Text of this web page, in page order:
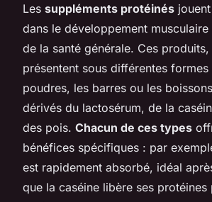
Les suppléments protéinés
dans le développement
de la santé générale. Ces
présentent sous différentes
poudres, les barres ou les
dérivés du lactosérum, de la
des pois. Chacun de ces types
bénéfices spécifiques : par
est rapidement absorbé, idéal
que la caséine libère ses protéines